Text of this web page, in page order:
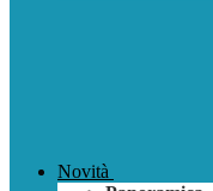
Novità